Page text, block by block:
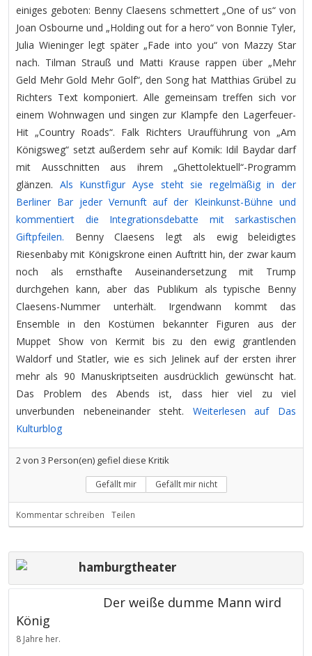
einiges geboten: Benny Claesens schmettert „One of us“ von
Joan Osbourne und „Holding out for a hero“ von Bonnie Tyler,
Julia Wieninger legt später „Fade into you“ von Mazzy Star
nach. Tilman Strauß und Matti Krause rappen über „Mehr
Geld Mehr Gold Mehr Golf“, den Song hat Matthias Grübel zu
Richters Text komponiert. Alle gemeinsam treffen sich vor
einem Wohnwagen und singen zur Klampfe den Lagerfeuer-
Hit „Country Roads“. Falk Richters Uraufführung von „Am
Königsweg“ setzt außerdem sehr auf Komik: Idil Baydar darf
mit Ausschnitten aus ihrem „Ghettolektuell“-Programm
glänzen. Als Kunstfigur Ayse steht sie regelmäßig in der
Berliner Bar jeder Vernunft auf der Kleinkunst-Bühne und
kommentiert die Integrationsdebatte mit sarkastischen
Giftpfeilen. Benny Claesens legt als ewig beleidigtes
Riesenbaby mit Königskrone einen Auftritt hin, der zwar kaum
noch als ernsthafte Auseinandersetzung mit Trump
durchgehen kann, aber das Publikum als typische Benny
Claesens-Nummer unterhält. Irgendwann kommt das
Ensemble in den Kostümen bekannter Figuren aus der
Muppet Show von Kermit bis zu den ewig grantlenden
Waldorf und Statler, wie es sich Jelinek auf der ersten ihrer
mehr als 90 Manuskriptseiten ausdrücklich gewünscht hat.
Das Problem des Abends ist, dass hier viel zu viel
unverbunden nebeneinander steht. Weiterlesen auf Das
Kulturblog
2 von 3 Person(en) gefiel diese Kritik
Gefällt mir Gefällt mir nicht
Kommentar schreiben Teilen
hamburgtheater
Der weiße dumme Mann wird
König
8 Jahre her.